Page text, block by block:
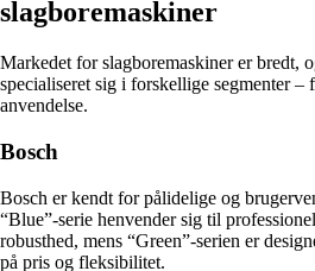
slagboremaskiner
Markedet for slagboremaskiner er bredt,
specialiseret sig i forskellige segmenter
anvendelse.
Bosch
Bosch er kendt for pålidelige og
“Blue”-serie henvender sig til
robusthed, mens “Green”-serien er
på pris og fleksibilitet.